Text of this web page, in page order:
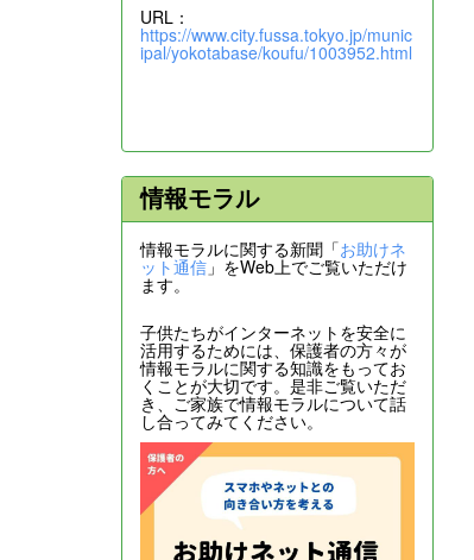
URL：
https://www.city.fussa.tokyo.jp/munic
ipal/yokotabase/koufu/1003952.html
情報モラル
情報モラルに関する新聞「お助けネ
ット通信 」をWeb上でご覧いただけ
ます。
子供たちがインターネットを安全に
活用するためには、保護者の方々が
情報モラルに関する知識をもってお
くことが大切です。是非ご覧いただ
き、ご家族で情報モラルについて話
し合ってみてください。